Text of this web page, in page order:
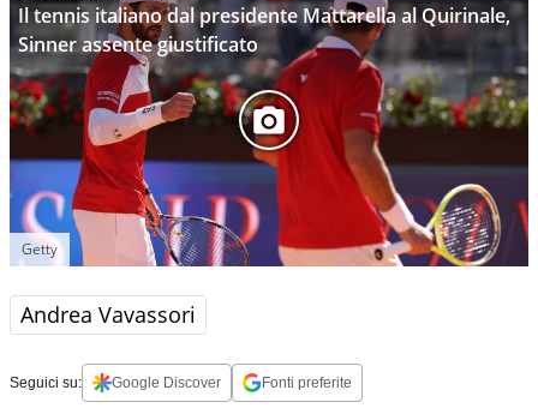
Il tennis italiano dal presidente Mattarella al Quirinale,
Sinner assente giustificato
Getty
Andrea Vavassori
Seguici su: Google Discover Fonti preferite